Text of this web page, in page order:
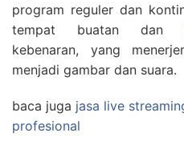
program reguler dan
tempat buatan dan
kebenaran, yang
menjadi gambar dan suara.
baca juga jasa live
profesional